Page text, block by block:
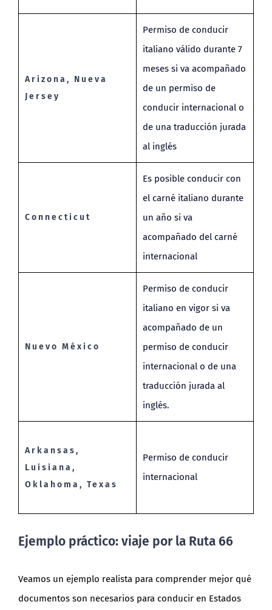
Arizona, Nueva
Jersey
Permiso de conducir
italiano válido durante 7
meses si va acompañado
de un permiso de
conducir internacional o
de una traducción jurada
al inglés
Connecticut
Es posible conducir con
el carné italiano durante
un año si va
acompañado del carné
internacional
Nuevo México
Permiso de conducir
italiano en vigor si va
acompañado de un
permiso de conducir
internacional o de una
traducción jurada al
inglés.
Arkansas,
Luisiana,
Oklahoma, Texas
Permiso de conducir
internacional
Ejemplo práctico: viaje por la Ruta 66
Veamos un ejemplo realista para comprender mejor qué
documentos son necesarios para conducir en Estados